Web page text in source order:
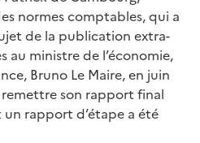
normes comptables, qui a
de la publication extra-
au ministre de l’économie,
Bruno Le Maire, en juin
remettre son rapport final
un rapport d’étape a été